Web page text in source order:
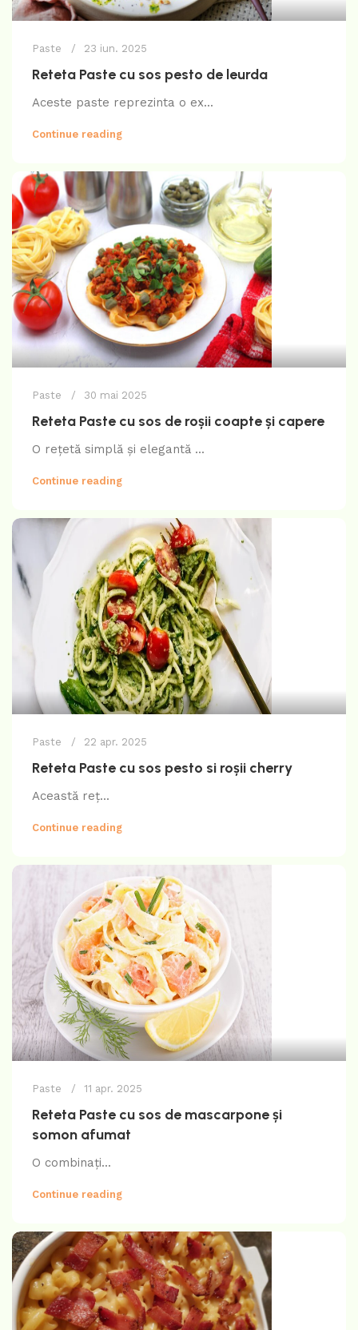
Paste 23 iun. 2025
Reteta Paste cu sos pesto de leurda
Aceste paste reprezinta o ex...
Continue reading
Paste 30 mai 2025
Reteta Paste cu sos de roșii coapte și capere
O rețetă simplă și elegantă ...
Continue reading
Paste 22 apr. 2025
Reteta Paste cu sos pesto si roșii cherry
Această reț...
Continue reading
Paste 11 apr. 2025
Reteta Paste cu sos de mascarpone și
somon afumat
O combinați...
Continue reading